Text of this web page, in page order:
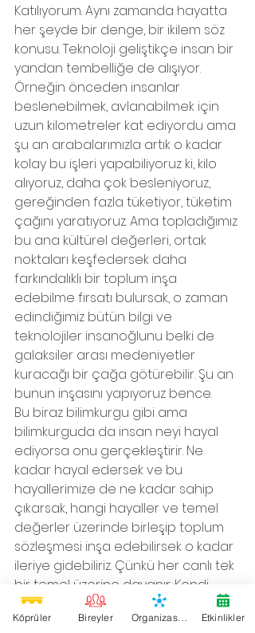
Katılıyorum. Aynı zamanda hayatta
her şeyde bir denge, bir ikilem söz
konusu. Teknoloji geliştikçe insan bir
yandan tembelliğe de alışıyor.
Örneğin önceden insanlar
beslenebilmek, avlanabilmek için
uzun kilometreler kat ediyordu ama
şu an arabalarımızla artık o kadar
kolay bu işleri yapabiliyoruz ki, kilo
alıyoruz, daha çok besleniyoruz,
gereğinden fazla tüketiyor, tüketim
çağını yaratıyoruz. Ama topladığımız
bu ana kültürel değerleri, ortak
noktaları keşfedersek daha
farkındalıklı bir toplum inşa
edebilme fırsatı bulursak, o zaman
edindiğimiz bütün bilgi ve
teknolojiler insanoğlunu belki de
galaksiler arası medeniyetler
kuracağı bir çağa götürebilir. Şu an
bunun inşasını yapıyoruz bence.
Bu biraz bilimkurgu gibi ama
bilimkurguda da insan neyi hayal
ediyorsa onu gerçekleştirir. Ne
kadar hayal edersek ve bu
hayallerimize de ne kadar sahip
çıkarsak, hangi hayaller ve temel
değerler üzerinde birleşip toplum
sözleşmesi inşa edebilirsek o kadar
ileriye gidebiliriz. Çünkü her canlı tek
bir temel üzerine dayanır. Kendi
yaşamını korumak ve sürdürmek, bir
sonraki varlığa aktarabilmek.
Köprüler Bireyler Organizasyonlar Etkinlikler